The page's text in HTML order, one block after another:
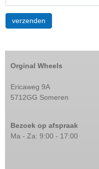
Orginal Wheels
Ericaweg 9A
5712GG Someren
Bezoek op afspraak
Ma - Za: 9:00 - 17:00